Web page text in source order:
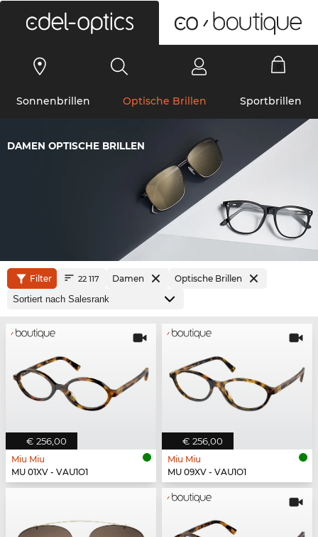
Sonnenbrillen Optische Brillen Sportbrillen
DAMEN OPTISCHE BRILLEN
Filter 22 117 Damen Optische Brillen
€ 256,00
Miu Miu
MU 01XV - VAU1O1
€ 256,00
Miu Miu
MU 09XV - VAU1O1